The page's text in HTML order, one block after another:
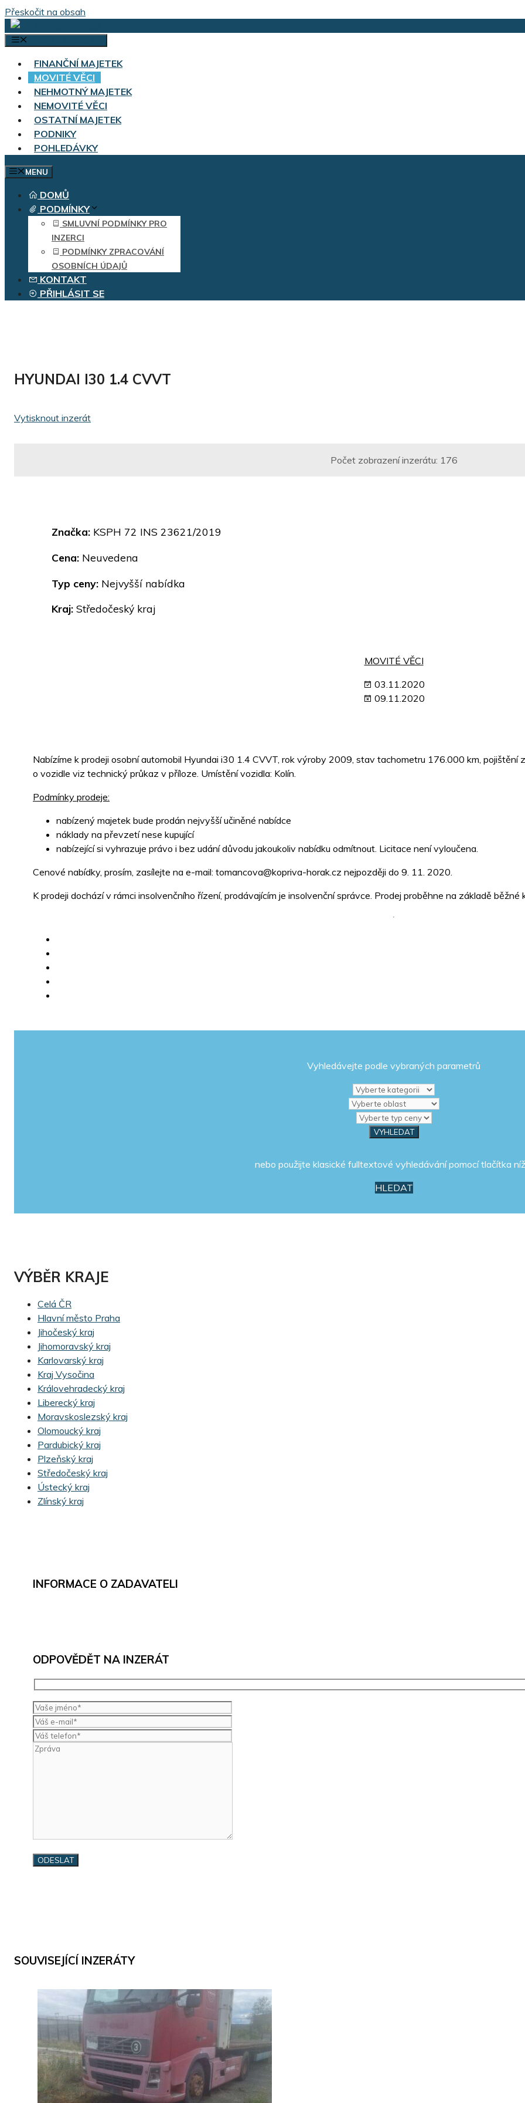
Přeskočit na obsah
FINANČNÍ MAJETEK
MOVITÉ VĚCI
NEHMOTNÝ MAJETEK
NEMOVITÉ VĚCI
OSTATNÍ MAJETEK
PODNIKY
POHLEDÁVKY
MENU
DOMŮ
PODMÍNKY
SMLUVNÍ PODMÍNKY PRO
INZERCI
PODMÍNKY ZPRACOVÁNÍ
OSOBNÍCH ÚDAJŮ
KONTAKT
PŘIHLÁSIT SE
HYUNDAI I30 1.4 CVVT
Vytisknout inzerát
Počet zobrazení inzerátu: 176
Značka: KSPH 72 INS 23621/2019
Cena: Neuvedena
Typ ceny: Nejvyšší nabídka
Kraj: Středočeský kraj
MOVITÉ VĚCI
03.11.2020
09.11.2020
Nabízíme k prodeji osobní automobil Hyundai i30 1.4 CVVT, rok výroby 2009, stav tachometru 176.000 km, pojištění
o vozidle viz technický průkaz v příloze. Umístění vozidla: Kolín.
Podmínky prodeje:
nabízený majetek bude prodán nejvyšší učiněné nabídce
náklady na převzetí nese kupující
nabízející si vyhrazuje právo i bez udání důvodu jakoukoliv nabídku odmítnout. Licitace není vyloučena.
Cenové nabídky, prosím, zasílejte na e-mail: tomancova@kopriva-horak.cz nejpozději do 9. 11. 2020.
K prodeji dochází v rámci insolvenčního řízení, prodávajícím je insolvenční správce. Prodej proběhne na základě běžné
Vyhledávejte podle vybraných parametrů
nebo použijte klasické fulltextové vyhledávání pomocí tlačítka
HLEDAT
VÝBĚR KRAJE
Celá ČR
Hlavní město Praha
Jihočeský kraj
Jihomoravský kraj
Karlovarský kraj
Kraj Vysočina
Královehradecký kraj
Liberecký kraj
Moravskoslezský kraj
Olomoucký kraj
Pardubický kraj
Plzeňský kraj
Středočeský kraj
Ústecký kraj
Zlínský kraj
INFORMACE O ZADAVATELI
ODPOVĚDĚT NA INZERÁT
SOUVISEJÍCÍ INZERÁTY